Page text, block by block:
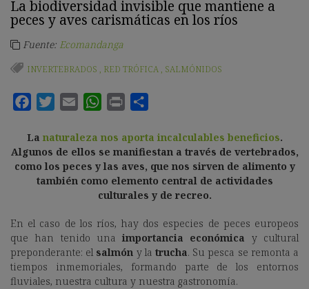
La biodiversidad invisible que mantiene a
peces y aves carismáticas en los ríos
Fuente: Ecomandanga
INVERTEBRADOS , RED TRÓFICA, SALMÓNIDOS
La naturaleza nos aporta incalculables beneficios.
Algunos de ellos se manifiestan a través de vertebrados,
como los peces y las aves, que nos sirven de alimento y
también como elemento central de actividades
culturales y de recreo.
En el caso de los ríos, hay dos especies de peces europeos
que han tenido una importancia económica y cultural
preponderante: el salmón y la trucha. Su pesca se remonta a
tiempos inmemoriales, formando parte de los entornos
fluviales, nuestra cultura y nuestra gastronomía.